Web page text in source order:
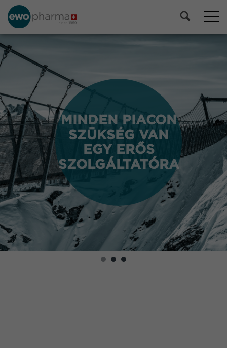
MINDEN PIACON
SZÜKSÉG VAN
EGY ERŐS
SZOLGÁLTATÓRA
MINDEN PIACON
SZÜKSÉG VAN
EGY ERŐS
SZOLGÁLTATÓRA